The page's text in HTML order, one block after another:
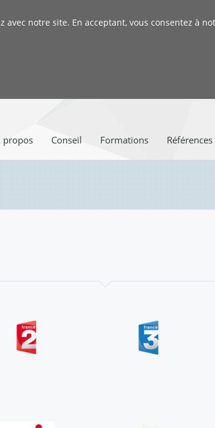
notre site. En acceptant, vous consentez à
propos Conseil Formations Références